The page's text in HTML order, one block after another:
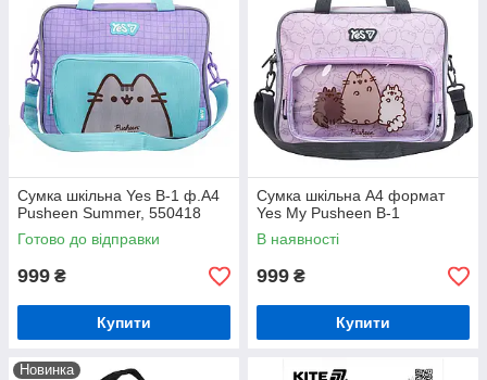
Сумка шкільна Yes В-1 ф.А4
Pusheen Summer, 550418
Готово до відправки
999 ₴
Купити
Сумка шкільна А4 формат
Yes My Pusheen В-1
В наявності
999 ₴
Купити
Новинка